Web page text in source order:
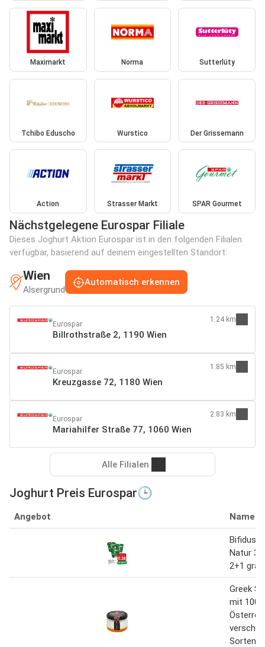
Maximarkt Norma Sutterlüty
Tchibo Eduscho Wurstico Der Grissemann
Action Strasser Markt SPAR Gourmet
Nächstgelegene Eurospar Filiale
Dieses Joghurt Aktion Eurospar ist in den folgenden Filialen
verfügbar, basierend auf deinem eingestellten Standort:
Wien
Alsergrund
Automatisch erkennen
Eurospar
Billrothstraße 2, 1190 Wien
1.24 km
Eurospar
Kreuzgasse 72, 1180 Wien
1.85 km
Eurospar
Mariahilfer Straße 77, 1060 Wien
2.83 km
Alle Filialen
Joghurt Preis Eurospar🕒
Angebot Name
Bifidus
Natur
2+1
Greek
mit
Sorten